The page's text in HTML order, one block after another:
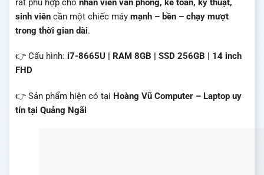
rất phù hợp cho nhân viên văn phòng, kế toán, kỹ thuật,
sinh viên cần một chiếc máy mạnh – bền – chạy mượt
trong thời gian dài.
👉 Cấu hình: i7-8665U | RAM 8GB | SSD 256GB | 14 inch
FHD
👉 Sản phẩm hiện có tại Hoàng Vũ Computer – Laptop uy
tín tại Quảng Ngãi